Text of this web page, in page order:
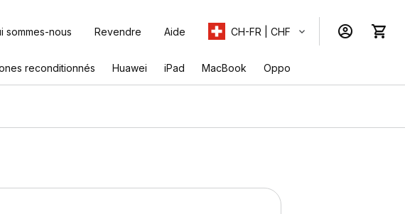
sommes-nous Revendre Aide CH-FR | CHF
reconditionnés Huawei iPad MacBook Oppo